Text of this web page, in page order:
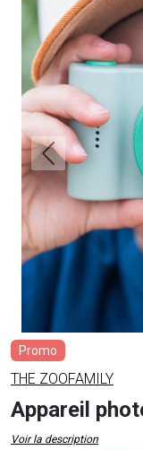
Promo
THE ZOOFAMILY
Appareil
Voir la description